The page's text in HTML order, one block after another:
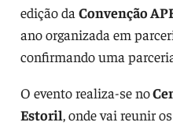
edição da Convenção
ano organizada em
confirmando uma
O evento realiza-se no
Estoril, onde vai reunir